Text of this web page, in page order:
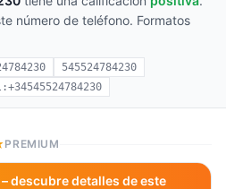
número de teléfono. Formatos
545524784230
PREMIUM
descubre detalles de este